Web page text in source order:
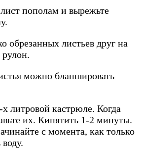
пополам и вырежьте
обрезанных листьев друг на
рулон.
можно бланшировать
литровой кастрюле. Когда
их. Кипятить 1-2 минуты.
с момента, как только